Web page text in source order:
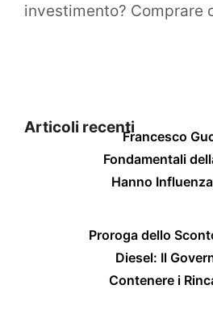
investimento? Comprare
Articoli recentiFrancesco
Fondamentali
Hanno
Proroga dello
Diesel: Il
Contenere i